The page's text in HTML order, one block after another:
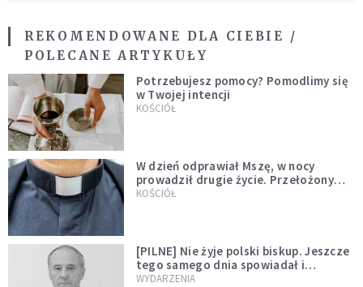
REKOMENDOWANE DLA CIEBIE /
POLECANE ARTYKUŁY
Potrzebujesz pomocy? Pomodlimy się
w Twojej intencji
KOŚCIÓŁ
W dzień odprawiał Mszę, w nocy
prowadził drugie życie. Przełożony
kazał mu opuścić zakon
KOŚCIÓŁ
[PILNE] Nie żyje polski biskup. Jeszcze
tego samego dnia spowiadał i
sprawował Mszę świętą
WYDARZENIA